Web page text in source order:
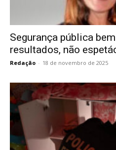
Segurança pública
resultados, não
Redação - 18 de novembro de 2025